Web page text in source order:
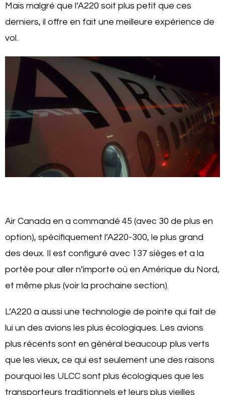
Mais malgré que l’A220 soit plus petit que ces
derniers, il offre en fait une meilleure expérience de
vol.
Air Canada en a commandé 45 (avec 30 de plus en
option), spécifiquement l’A220-300, le plus grand
des deux. Il est configuré avec 137 sièges et a la
portée pour aller n’importe où en Amérique du Nord,
et même plus (voir la prochaine section).
L’A220 a aussi une technologie de pointe qui fait de
lui un des avions les plus écologiques. Les avions
plus récents sont en général beaucoup plus verts
que les vieux, ce qui est seulement une des raisons
pourquoi les ULCC sont plus écologiques que les
transporteurs traditionnels et leurs plus vieilles